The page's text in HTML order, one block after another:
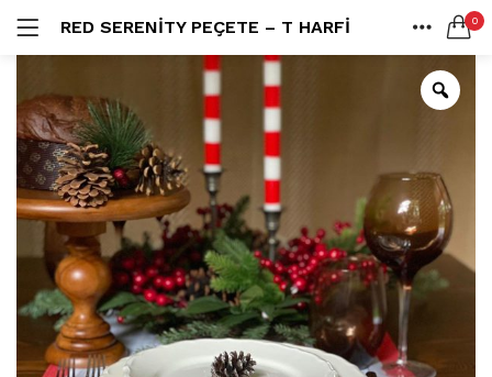
RED SERENITY PEÇETE – T HARFI 0
LOGIN
Remember me
Lost password?
SEARCH IN:
All categories
Amerikan S. (3)
Color Block (3)
Countrylife Blue (6)
Countrylife Burgundy (3)
Countrylife Green (1)
Countrylife Orange (2)
Ekose & Pötikare (2)
EL YAPIMI ÜRÜNLER (6)